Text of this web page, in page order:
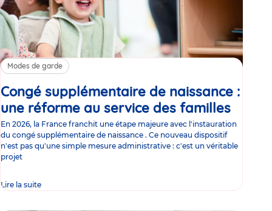
Modes de garde
Congé supplémentaire de naissance :
une réforme au service des familles
En 2026, la France franchit une étape majeure avec l'instauration
du congé supplémentaire de naissance . Ce nouveau dispositif
n'est pas qu'une simple mesure administrative : c'est un véritable
projet
Lire la suite